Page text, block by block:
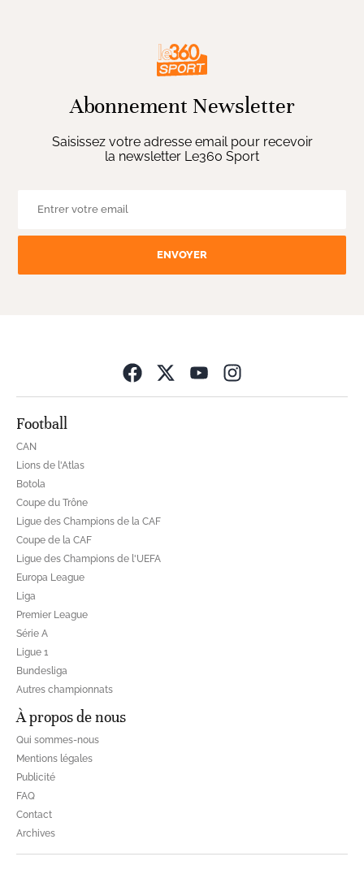
Abonnement Newsletter
Saisissez votre adresse email pour recevoir
la newsletter Le360 Sport
ENVOYER
Football
CAN
Lions de l'Atlas
Botola
Coupe du Trône
Ligue des Champions de la CAF
Coupe de la CAF
Ligue des Champions de l'UEFA
Europa League
Liga
Premier League
Série A
Ligue 1
Bundesliga
Autres championnats
À propos de nous
Qui sommes-nous
Mentions légales
Publicité
FAQ
Contact
Archives